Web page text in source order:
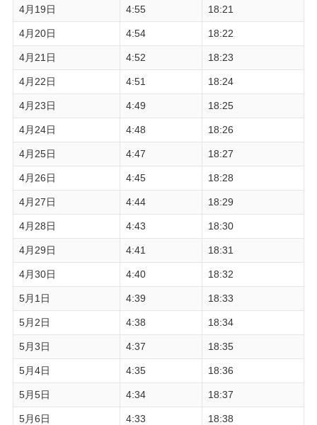
4月19日 4:55 18:21
4月20日 4:54 18:22
4月21日 4:52 18:23
4月22日 4:51 18:24
4月23日 4:49 18:25
4月24日 4:48 18:26
4月25日 4:47 18:27
4月26日 4:45 18:28
4月27日 4:44 18:29
4月28日 4:43 18:30
4月29日 4:41 18:31
4月30日 4:40 18:32
5月1日 4:39 18:33
5月2日 4:38 18:34
5月3日 4:37 18:35
5月4日 4:35 18:36
5月5日 4:34 18:37
5月6日 4:33 18:38